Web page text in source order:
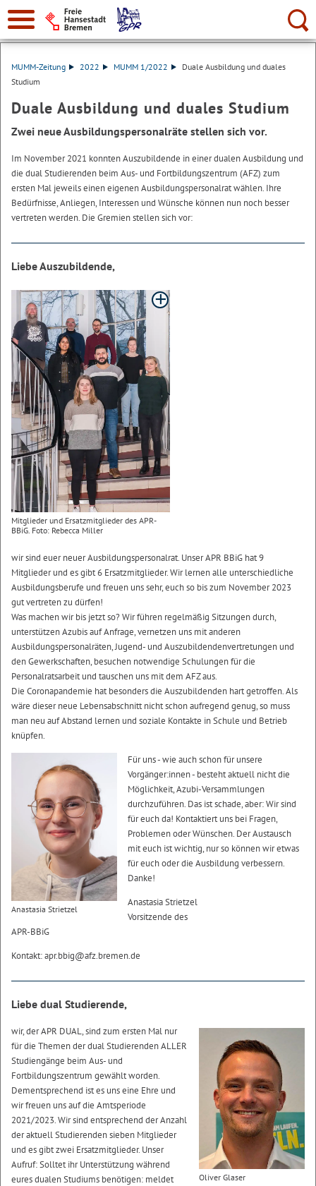
Suche:
MUMM-Zeitung 2022 MUMM 1/2022
Duale Ausbildung und duales
Studium
Duale Ausbildung und duales Studium
Zwei neue Ausbildungspersonalräte stellen sich vor.
Im November 2021 konnten Auszubildende in einer dualen Ausbildung und
die dual Studierenden beim Aus- und Fortbildungszentrum (AFZ) zum
ersten Mal jeweils einen eigenen Ausbildungspersonalrat wählen. Ihre
Bedürfnisse, Anliegen, Interessen und Wünsche können nun noch besser
vertreten werden. Die Gremien stellen sich vor:
Liebe Auszubildende,
Mitglieder und Ersatzmitglieder des APR-
BBiG. Foto: Rebecca Miller
wir sind euer neuer Ausbildungspersonalrat. Unser APR BBiG hat 9
Mitglieder und es gibt 6 Ersatzmitglieder. Wir lernen alle unterschiedliche
Ausbildungsberufe und freuen uns sehr, euch so bis zum November 2023
gut vertreten zu dürfen!
Was machen wir bis jetzt so? Wir führen regelmäßig Sitzungen durch,
unterstützen Azubis auf Anfrage, vernetzen uns mit anderen
Ausbildungspersonalräten, Jugend- und Auszubildendenvertretungen und
den Gewerkschaften, besuchen notwendige Schulungen für die
Personalratsarbeit und tauschen uns mit dem AFZ aus.
Die Coronapandemie hat besonders die Auszubildenden hart getroffen. Als
wäre dieser neue Lebensabschnitt nicht schon aufregend genug, so muss
man neu auf Abstand lernen und soziale Kontakte in Schule und Betrieb
knüpfen.
Anastasia Strietzel
Für uns - wie auch schon für unsere
Vorgänger:innen - besteht aktuell nicht die
Möglichkeit, Azubi-Versammlungen
durchzuführen. Das ist schade, aber: Wir sind
für euch da! Kontaktiert uns bei Fragen,
Problemen oder Wünschen. Der Austausch
mit euch ist wichtig, nur so können wir etwas
für euch oder die Ausbildung verbessern.
Danke!
Anastasia Strietzel
Vorsitzende des
APR-BBiG
Kontakt: apr.bbig@afz.bremen.de
Liebe dual Studierende,
Oliver Glaser
wir, der APR DUAL, sind zum ersten Mal nur
für die Themen der dual Studierenden ALLER
Studiengänge beim Aus- und
Fortbildungszentrum gewählt worden.
Dementsprechend ist es uns eine Ehre und
wir freuen uns auf die Amtsperiode
2021/2023. Wir sind entsprechend der Anzahl
der aktuell Studierenden sieben Mitglieder
und es gibt zwei Ersatzmitglieder. Unser
Aufruf: Solltet ihr Unterstützung während
eures dualen Studiums benötigen: meldet